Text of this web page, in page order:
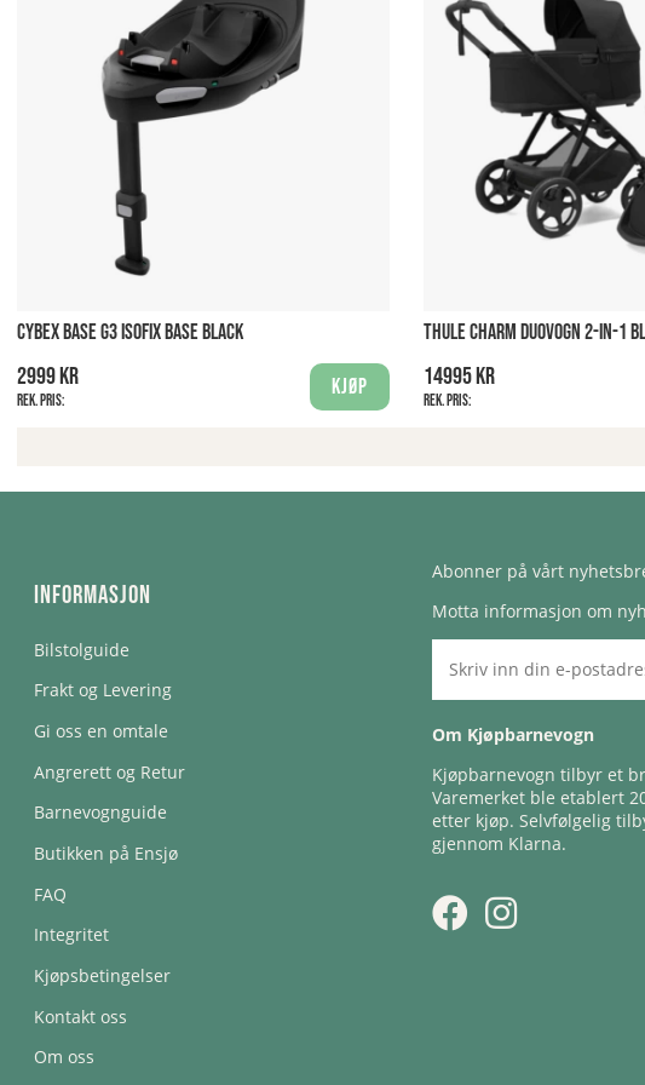
CYBEX BASE G3 ISOFIX BASE BLACK
2999 kr
Rek. pris:
Kjøp
THULE CHARM DUOVOGN 2-IN-1
14995 kr
Rek. pris:
Informasjon
Bilstolguide
Frakt og Levering
Gi oss en omtale
Angrerett og Retur
Barnevognguide
Butikken på Ensjø
FAQ
Integritet
Kjøpsbetingelser
Kontakt oss
Om oss
Abonner på vårt
Motta informasjon om
Om Kjøpbarnevogn
Kjøpbarnevogn tilbyr et
Varemerket ble etablert
etter kjøp. Selvfølgelig
gjennom Klarna.